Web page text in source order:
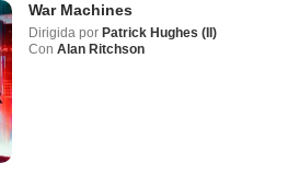
War Machines
Dirigida por Patrick Hughes (II)
Con Alan Ritchson